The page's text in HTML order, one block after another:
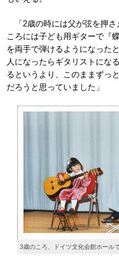
「2歳の時には父が弦を押さ
ころには子ども用ギターで『
を両手で弾けるようになった
人になったらギタリストにな
るというより、このままずっ
だろうと思っていました」
3歳のころ、ドイツ文化会館ホール